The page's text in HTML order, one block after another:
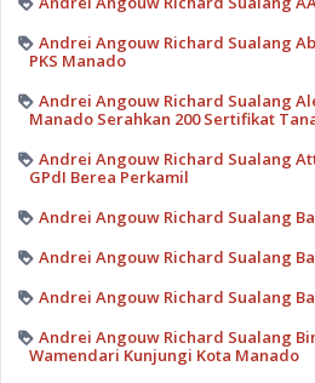
Andrei Angouw Richard Sualang
PKS Manado
Andrei Angouw Richard Sualang
Manado Serahkan 200 Sertifikat
Andrei Angouw Richard Sualang
GPdI Berea Perkamil
Andrei Angouw Richard Sualang
Andrei Angouw Richard Sualang
Andrei Angouw Richard Sualang
Andrei Angouw Richard Sualang
Wamendari Kunjungi Kota Manado